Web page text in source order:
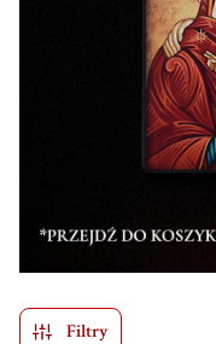
Filtry